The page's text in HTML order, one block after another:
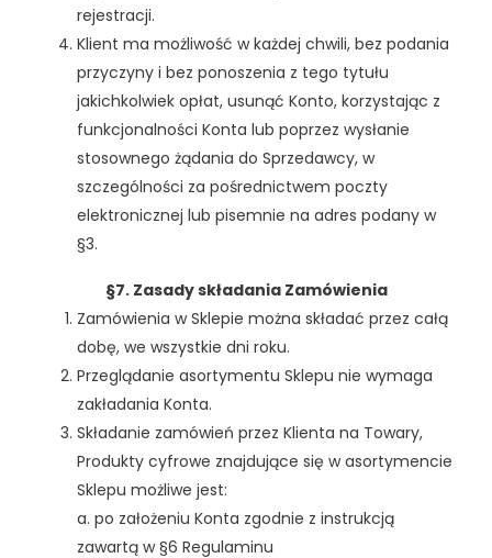
rejestracji.
Klient ma możliwość w każdej chwili, bez podania
przyczyny i bez ponoszenia z tego tytułu
jakichkolwiek opłat, usunąć Konto, korzystając z
funkcjonalności Konta lub poprzez wysłanie
stosownego żądania do Sprzedawcy, w
szczególności za pośrednictwem poczty
elektronicznej lub pisemnie na adres podany w
§3.
§7. Zasady składania Zamówienia
Zamówienia w Sklepie można składać przez całą
dobę, we wszystkie dni roku.
Przeglądanie asortymentu Sklepu nie wymaga
zakładania Konta.
Składanie zamówień przez Klienta na Towary,
Produkty cyfrowe znajdujące się w asortymencie
Sklepu możliwe jest:
a. po założeniu Konta zgodnie z instrukcją
zawartą w §6 Regulaminu